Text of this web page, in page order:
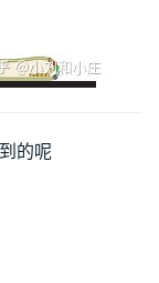
的呢